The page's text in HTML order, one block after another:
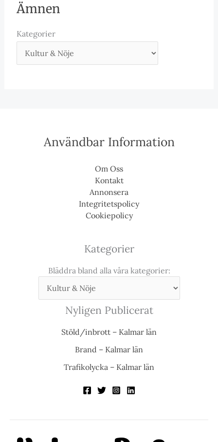
Ämnen
Kategorier
Användbar Information
Om Oss
Kontakt
Annonsera
Integritetspolicy
Cookiepolicy
Kategorier
Bläddra bland alla våra kategorier:
Nyligen Publicerat
Stöld/inbrott – Kalmar län
Brand – Kalmar län
Trafikolycka – Kalmar län